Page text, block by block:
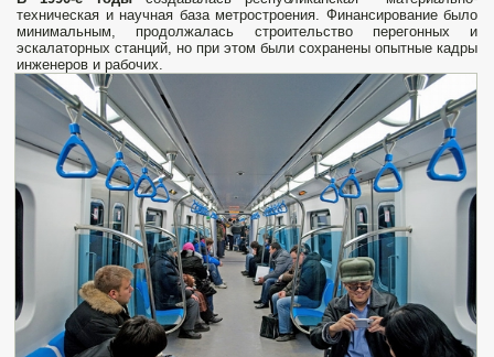
техническая и научная база метростроения. Финансирование было
минимальным, продолжалась строительство перегонных и
эскалаторных станций, но при этом были сохранены опытные кадры
инженеров и рабочих.